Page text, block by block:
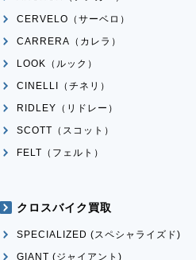
CERVELO（サーベロ）
CARRERA（カレラ）
LOOK（ルック）
CINELLI（チネリ）
RIDLEY（リドレー）
SCOTT（スコット）
FELT（フェルト）
クロスバイク買取
SPECIALIZED (スペシャライズド)
GIANT (ジャイアント)